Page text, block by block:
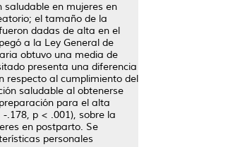
saludable en mujeres en
el tamaño de la
dadas de alta en el
a la Ley General de
obtuvo una media de
presenta una diferencia
respecto al cumplimiento del
saludable al obtenerse
para el alta
.178, p < .001), sobre la
en postparto. Se
personales